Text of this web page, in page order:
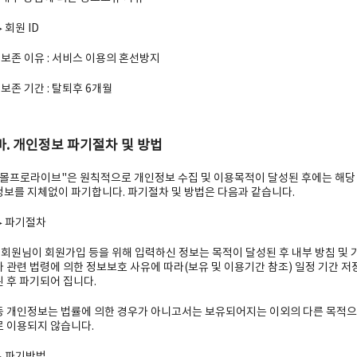
회원 ID
존 이유 : 서비스 이용의 혼선방지
존 기간 : 탈퇴후 6개월
. 개인정보 파기절차 및 방법
프로라이브"은 원칙적으로 개인정보 수집 및 이용목적이 달성된 후에는 해당
보를 지체없이 파기합니다. 파기절차 및 방법은 다음과 같습니다.
파기절차
원님이 회원가입 등을 위해 입력하신 정보는 목적이 달성된 후 내부 방침 및
관련 법령에 의한 정보보호 사유에 따라(보유 및 이용기간 참조) 일정 기간 저
후 파기되어 집니다.
개인정보는 법률에 의한 경우가 아니고서는 보유되어지는 이외의 다른 목적으
이용되지 않습니다.